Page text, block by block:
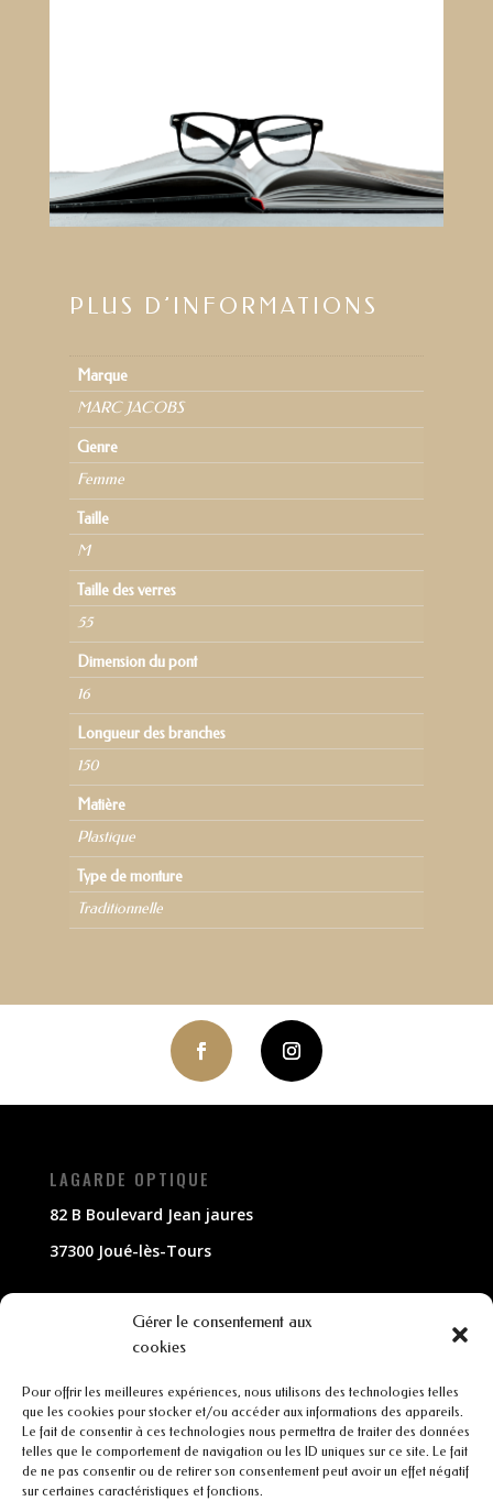
Gérer le consentement aux
cookies
Pour offrir les meilleures expériences, nous utilisons des technologies telles
que les cookies pour stocker et/ou accéder aux informations des appareils.
Le fait de consentir à ces technologies nous permettra de traiter des données
telles que le comportement de navigation ou les ID uniques sur ce site. Le fait
de ne pas consentir ou de retirer son consentement peut avoir un effet négatif
sur certaines caractéristiques et fonctions.
PLUS D’INFORMATIONS
Marque
MARC JACOBS
Genre
Femme
Taille
M
Taille des verres
55
Dimension du pont
16
Longueur des branches
150
Matière
Plastique
Type de monture
Traditionnelle
LAGARDE OPTIQUE
82 B Boulevard Jean jaures
37300 Joué-lès-Tours
02 47 63 79 33
contact@lagarde-optique.fr
INFORMATIONS
Mentions légales